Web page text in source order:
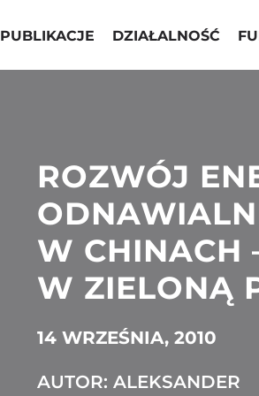
PUBLIKACJE DZIAŁALNOŚĆ
ROZWÓJ
W CHINACH
W ZIELONĄ
14 WRZEŚNIA, 2010
AUTOR: ALEKSANDER